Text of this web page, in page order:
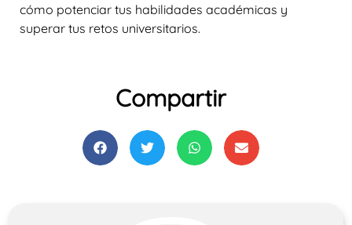
cómo potenciar tus habilidades académicas y
superar tus retos universitarios.
Compartir